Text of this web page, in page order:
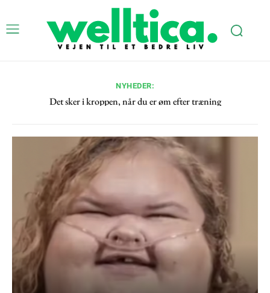
og helse.
NYHEDER:
Det sker i kroppen, når du er øm efter træning
Diætister: Disse måltider vælger vi på stressede dage